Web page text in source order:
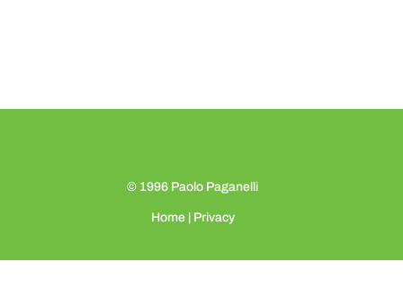
© 1996 Paolo Paganelli
Home| Privacy